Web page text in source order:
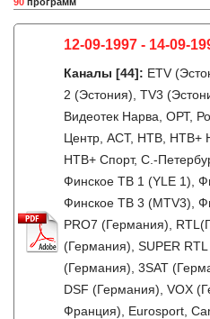
12-09-1997 - 14-09-
Каналы [44]: ETV
2 (Эстония), TV3
Видеотек Нарва, ОРТ,
Центр, АСТ, НТВ, НТВ+
НТВ+ Спорт, С.-
Финское ТВ 1 (YLE 1),
Финское ТВ 3 (MTV3),
PRO7 (Германия),
(Германия), SUPER
(Германия), 3SAT
DSF (Германия), VOX
Франция), Eurosport,